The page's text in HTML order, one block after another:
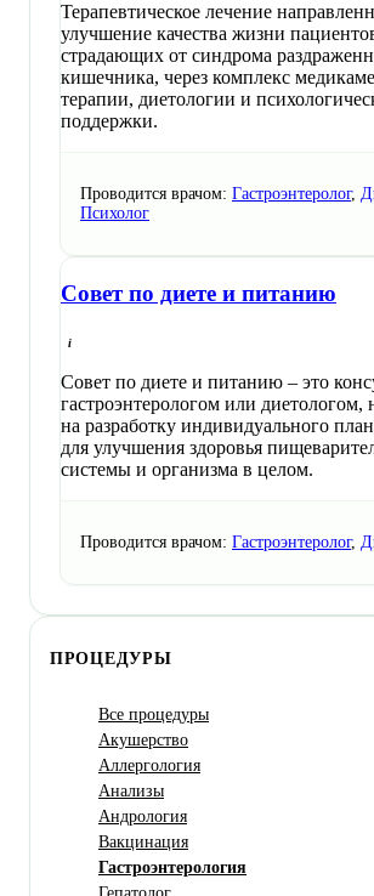
Терапевтическое лечение
улучшение качества жизни
страдающих от синдрома
кишечника, через комплекс
терапии, диетологии и
поддержки.
Проводится врачом: Гастроэнтеролог,
Психолог
Совет по диете и питанию
Совет по диете и питанию – это
гастроэнтерологом или диетологом,
на разработку индивидуального
для улучшения здоровья
системы и организма в целом.
Проводится врачом: Гастроэнтеролог,
ПРОЦЕДУРЫ
Все процедуры
Акушерство
Аллергология
Анализы
Андрология
Вакцинация
Гастроэнтерология